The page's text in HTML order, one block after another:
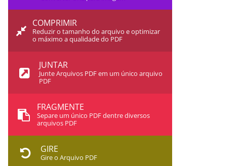
COMPRIMIR
Reduzir o tamanho do arquivo e optimizar
o máximo a qualidade do PDF
JUNTAR
Junte Arquivos PDF em um único arquivo
PDF
FRAGMENTE
Separe um único PDF dentre diversos
arquivos PDF
GIRE
Gire o Arquivo PDF